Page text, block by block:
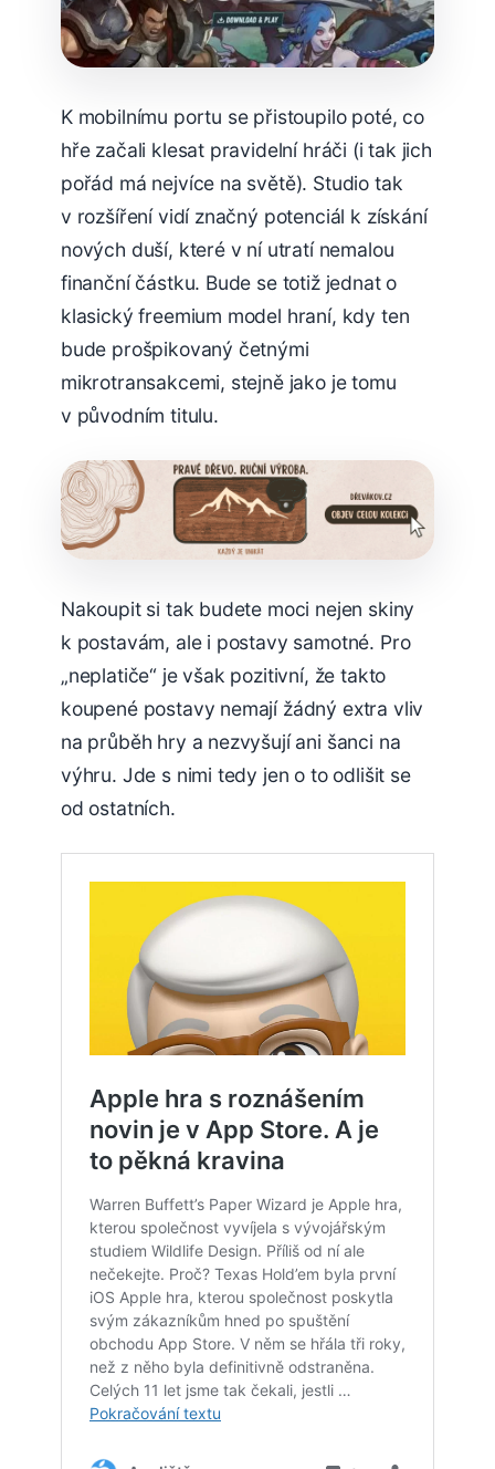
K mobilnímu portu se přistoupilo poté, co
hře začali klesat pravidelní hráči (i tak jich
pořád má nejvíce na světě). Studio tak
v rozšíření vidí značný potenciál k získání
nových duší, které v ní utratí nemalou
finanční částku. Bude se totiž jednat o
klasický freemium model hraní, kdy ten
bude prošpikovaný četnými
mikrotransakcemi, stejně jako je tomu
v původním titulu.
Nakoupit si tak budete moci nejen skiny
k postavám, ale i postavy samotné. Pro
„neplatiče“ je však pozitivní, že takto
koupené postavy nemají žádný extra vliv
na průběh hry a nezvyšují ani šanci na
výhru. Jde s nimi tedy jen o to odlišit se
od ostatních.